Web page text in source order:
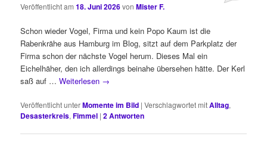
Veröffentlicht am18. Juni 2026vonMister F.
Schon wieder Vogel, Firma und kein Popo Kaum ist die
Rabenkrähe aus Hamburg im Blog, sitzt auf dem Parkplatz der
Firma schon der nächste Vogel herum. Dieses Mal ein
Eichelhäher, den ich allerdings beinahe übersehen hätte. Der Kerl
saß auf …Weiterlesen →
Veröffentlicht unterMomente im Bild |Verschlagwortet mitAlltag,
Desasterkreis,Fimmel |2Antworten